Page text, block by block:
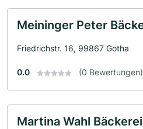
Meininger Peter
Friedrichstr. 16, 99867 Gotha
0.0 (0 Bewertungen)
Martina Wahl Bäckerei